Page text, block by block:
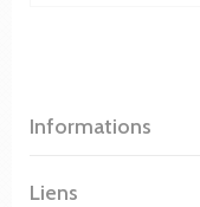
Informations
Liens